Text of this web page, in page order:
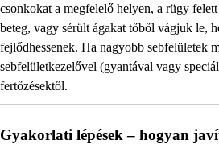
csonkokat a megfelelő helyen, a rügy
beteg, vagy sérült ágakat tőből vágjuk le,
fejlődhessenek. Ha nagyobb sebfelületek
sebfelületkezelővel (gyantával vagy
fertőzésektől.
Gyakorlati lépések – hogyan